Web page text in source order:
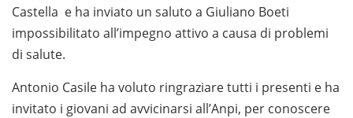
Castella e ha inviato un saluto a Giuliano Boeti
impossibilitato all’impegno attivo a causa di problemi
di salute.
Antonio Casile ha voluto ringraziare tutti i presenti e ha
invitato i giovani ad avvicinarsi all’Anpi, per conoscere